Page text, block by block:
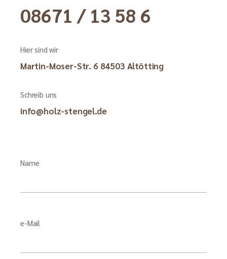
08671 / 13 58 6
Hier sind wir
Martin-Moser-Str. 6 84503 Altötting
Schreib uns
info@holz-stengel.de
Name
e-Mail